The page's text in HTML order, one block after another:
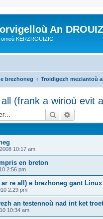
An
KERZROUIZIG
brezhoneg Troidigezh meziantoù
(frank a wirioù evit
Rechercher
10:17 am
en breton
2:56 pm
re all) e brezhoneg gant
2:29 pm
an testennoù nad int ket troet
10:34 am